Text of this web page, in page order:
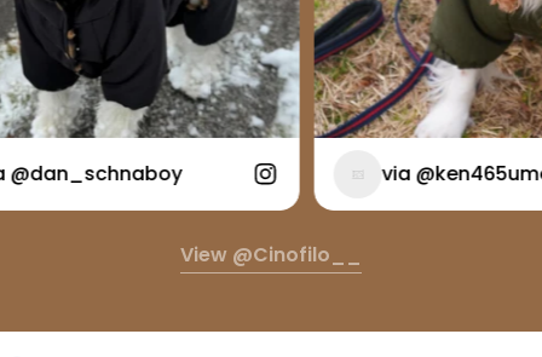
via @ken465ume
View @cinofilo__